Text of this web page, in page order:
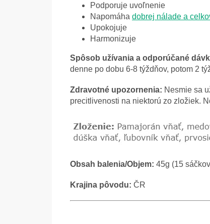
Podporuje uvoľnenie
Napomáha dobrej nálade a
Upokojuje
Harmonizuje
Spôsob užívania a odporúčané
denne po dobu 6-8 týždňov, potom 2
Zdravotné upozornenia: Nesmie sa
precitlivenosti na niektorú zo zložiek.
Obsah balenia/Objem: 45g (15
Krajina pôvodu: ČR